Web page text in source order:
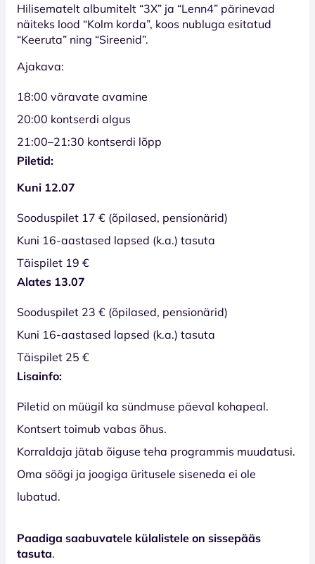
Hilisematelt albumitelt “3X” ja “Lenn4” pärinevad
näiteks lood “Kolm korda”, koos nubluga esitatud
“Keeruta” ning “Sireenid”.
Ajakava:
18:00 väravate avamine
20:00 kontserdi algus
21:00–21:30 kontserdi lõpp
Piletid:
Kuni 12.07
Sooduspilet 17 € (õpilased, pensionärid)
Kuni 16-aastased lapsed (k.a.) tasuta
Täispilet 19 €
Alates 13.07
Sooduspilet 23 € (õpilased, pensionärid)
Kuni 16-aastased lapsed (k.a.) tasuta
Täispilet 25 €
Lisainfo:
Piletid on müügil ka sündmuse päeval kohapeal.
Kontsert toimub vabas õhus.
Korraldaja jätab õiguse teha programmis muudatusi.
Oma söögi ja joogiga üritusele siseneda ei ole
lubatud.
Paadiga saabuvatele külalistele on sissepääs
tasuta.